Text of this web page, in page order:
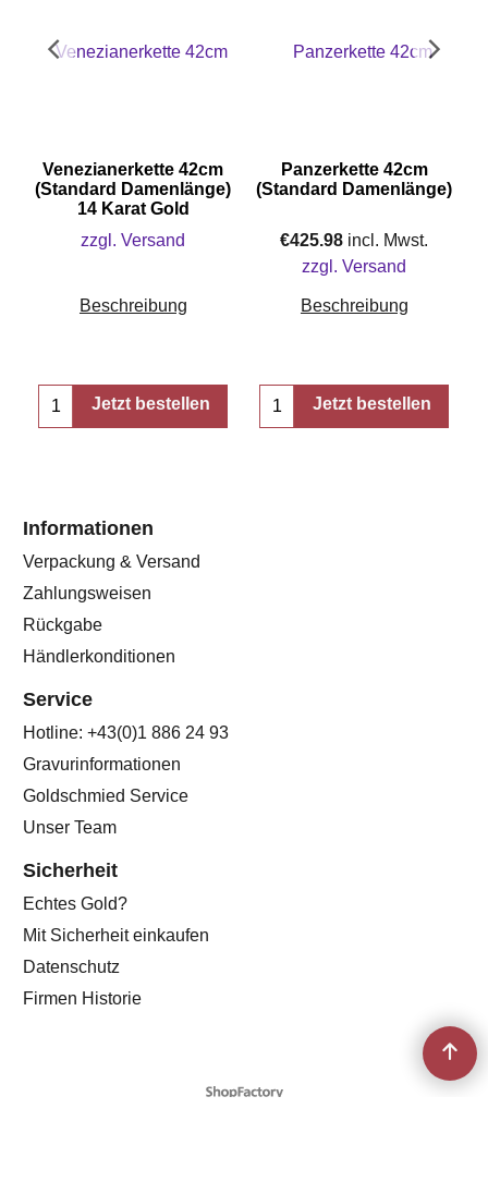
Venezianerkette 42cm
(Standard Damenlänge)
14 Karat Gold
zzgl. Versand
Beschreibung
Jetzt bestellen
Panzerkette 42cm
(Standard Damenlänge)
€425.98 incl. Mwst.
zzgl. Versand
Beschreibung
Jetzt bestellen
Informationen
Verpackung & Versand
Zahlungsweisen
Rückgabe
Händlerkonditionen
Service
Hotline: +43(0)1 886 24 93
Gravurinformationen
Goldschmied Service
Unser Team
Sicherheit
Echtes Gold?
Mit Sicherheit einkaufen
Datenschutz
Firmen Historie
WebShop erstellt mit